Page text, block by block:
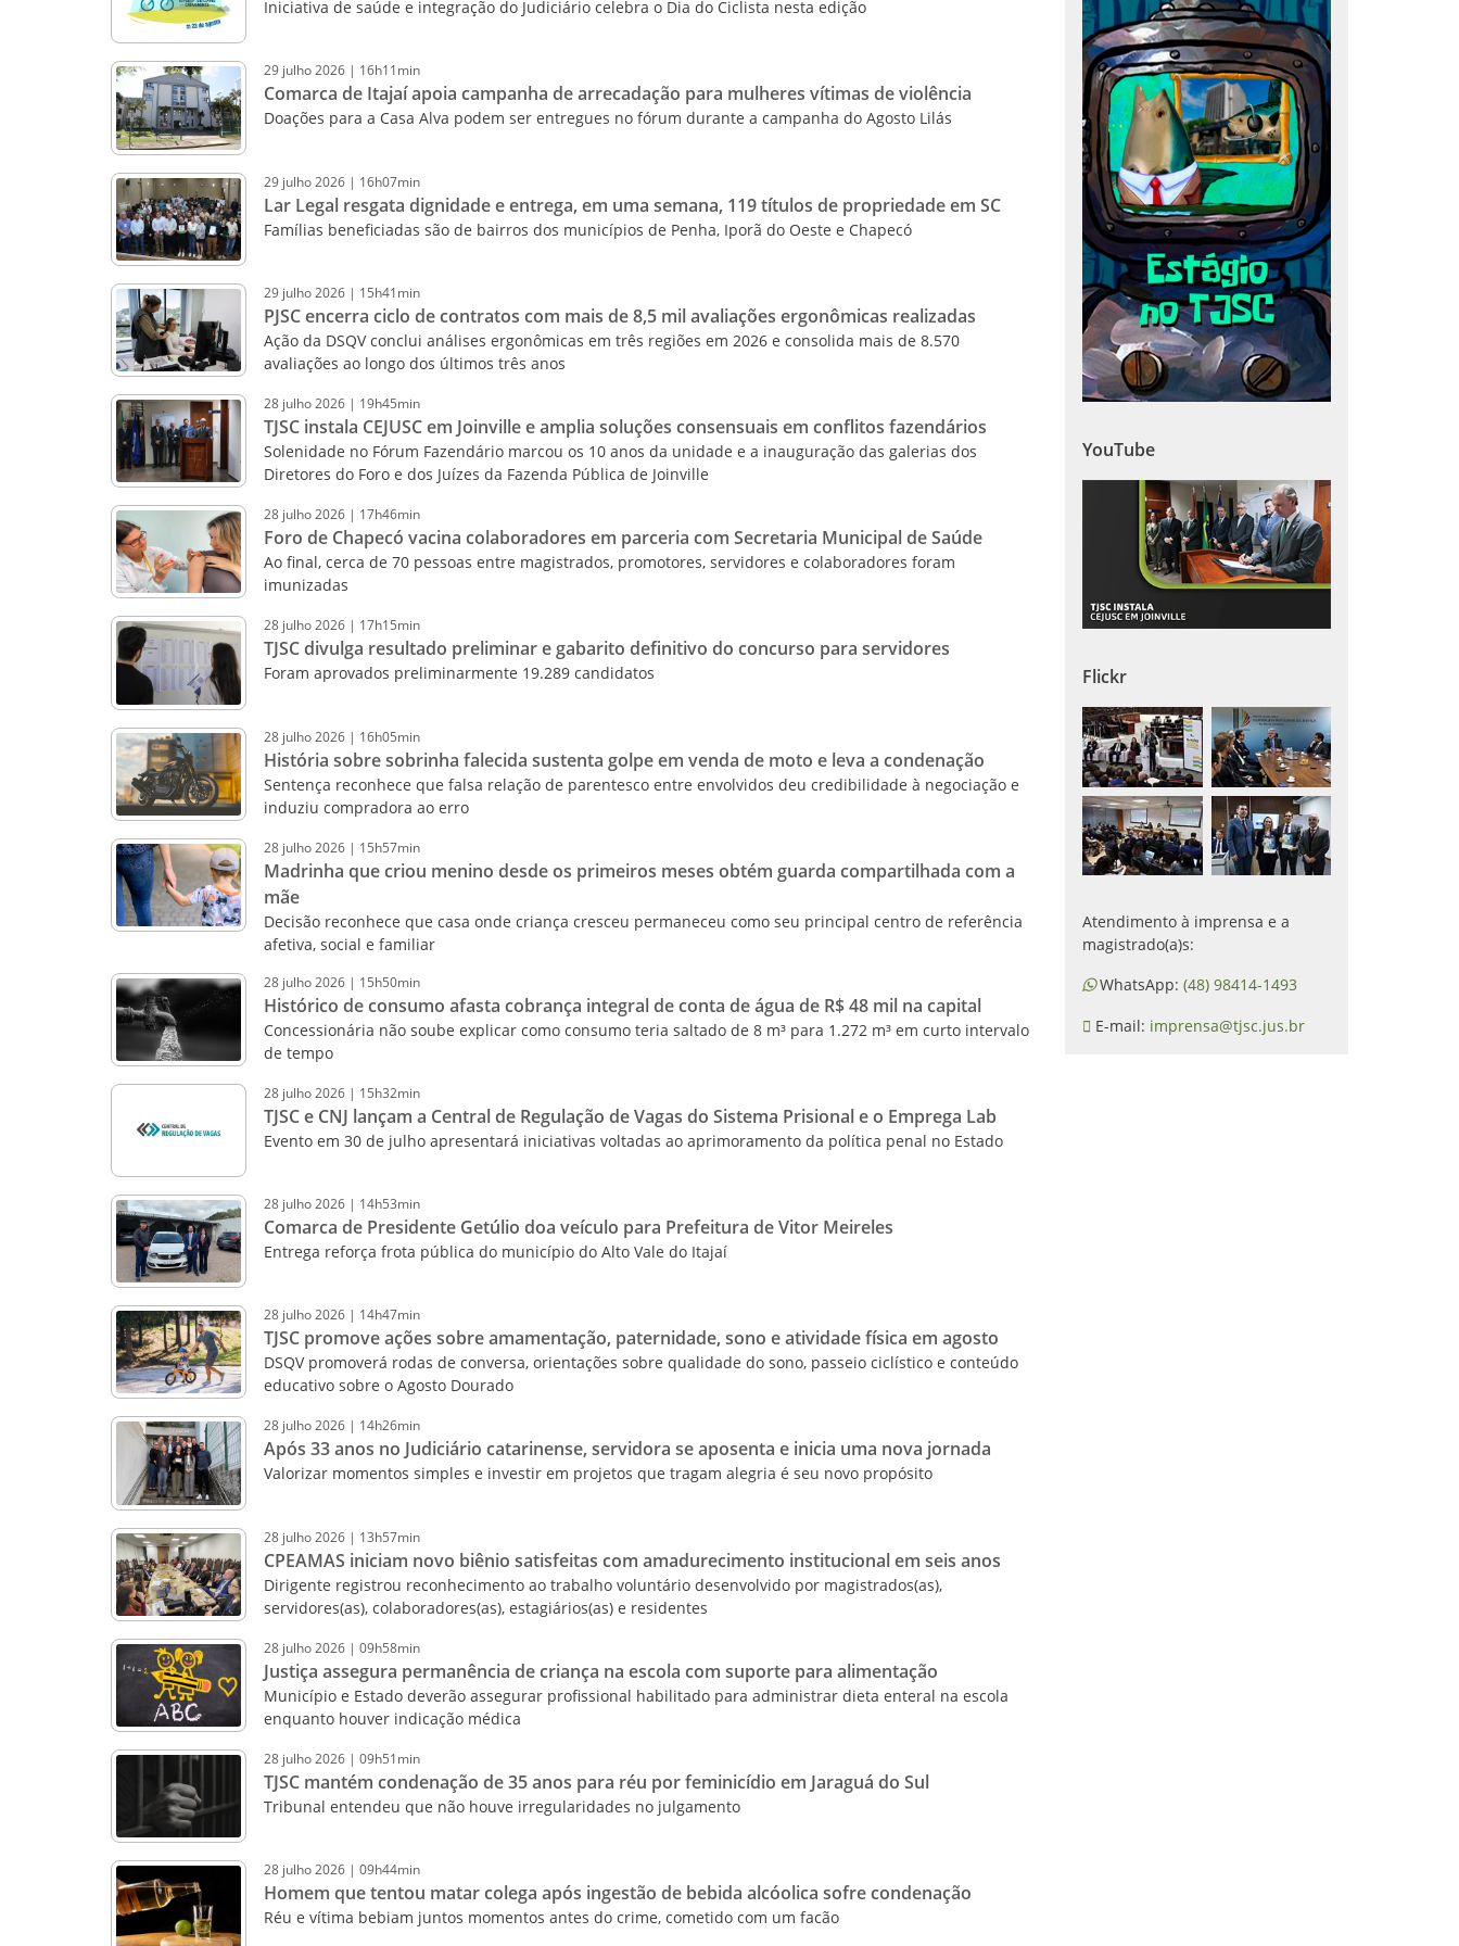
Iniciativa de saúde e integração do Judiciário celebra o Dia do Ciclista nesta edição
29 julho2026 | 16h11min
Comarca de Itajaí apoia campanha de arrecadação para mulheres vítimas de violência
Doações para a Casa Alva podem ser entregues no fórum durante a campanha do Agosto Lilás
29 julho2026 | 16h07min
Lar Legal resgata dignidade e entrega, em uma semana, 119 títulos de propriedade em SC
Famílias beneficiadas são de bairros dos municípios de Penha, Iporã do Oeste e Chapecó
29 julho2026 | 15h41min
PJSC encerra ciclo de contratos com mais de 8,5 mil avaliações ergonômicas realizadas
Ação da DSQV conclui análises ergonômicas em três regiões em 2026 e consolida mais de 8.570
avaliações ao longo dos últimos três anos
28 julho2026 | 19h45min
TJSC instala CEJUSC em Joinville e amplia soluções consensuais em conflitos fazendários
Solenidade no Fórum Fazendário marcou os 10 anos da unidade e a inauguração das galerias dos
Diretores do Foro e dos Juízes da Fazenda Pública de Joinville
28 julho2026 | 17h46min
Foro de Chapecó vacina colaboradores em parceria com Secretaria Municipal de Saúde
Ao final, cerca de 70 pessoas entre magistrados, promotores, servidores e colaboradores foram
imunizadas
28 julho2026 | 17h15min
TJSC divulga resultado preliminar e gabarito definitivo do concurso para servidores
Foram aprovados preliminarmente 19.289 candidatos
28 julho2026 | 16h05min
História sobre sobrinha falecida sustenta golpe em venda de moto e leva a condenação
Sentença reconhece que falsa relação de parentesco entre envolvidos deu credibilidade à negociação e
induziu compradora ao erro
28 julho2026 | 15h57min
Madrinha que criou menino desde os primeiros meses obtém guarda compartilhada com a
mãe
Decisão reconhece que casa onde criança cresceu permaneceu como seu principal centro de referência
afetiva, social e familiar
28 julho2026 | 15h50min
Histórico de consumo afasta cobrança integral de conta de água de R$ 48 mil na capital
Concessionária não soube explicar como consumo teria saltado de 8 m³ para 1.272 m³ em curto intervalo
de tempo
28 julho2026 | 15h32min
TJSC e CNJ lançam a Central de Regulação de Vagas do Sistema Prisional e o Emprega Lab
Evento em 30 de julho apresentará iniciativas voltadas ao aprimoramento da política penal no Estado
28 julho2026 | 14h53min
Comarca de Presidente Getúlio doa veículo para Prefeitura de Vitor Meireles
Entrega reforça frota pública do município do Alto Vale do Itajaí
28 julho2026 | 14h47min
TJSC promove ações sobre amamentação, paternidade, sono e atividade física em agosto
DSQV promoverá rodas de conversa, orientações sobre qualidade do sono, passeio ciclístico e conteúdo
educativo sobre o Agosto Dourado
28 julho2026 | 14h26min
Após 33 anos no Judiciário catarinense, servidora se aposenta e inicia uma nova jornada
Valorizar momentos simples e investir em projetos que tragam alegria é seu novo propósito
28 julho2026 | 13h57min
CPEAMAS iniciam novo biênio satisfeitas com amadurecimento institucional em seis anos
Dirigente registrou reconhecimento ao trabalho voluntário desenvolvido por magistrados(as),
servidores(as), colaboradores(as), estagiários(as) e residentes
28 julho2026 | 09h58min
Justiça assegura permanência de criança na escola com suporte para alimentação
Município e Estado deverão assegurar profissional habilitado para administrar dieta enteral na escola
enquanto houver indicação médica
28 julho2026 | 09h51min
TJSC mantém condenação de 35 anos para réu por feminicídio em Jaraguá do Sul
Tribunal entendeu que não houve irregularidades no julgamento
28 julho2026 | 09h44min
Homem que tentou matar colega após ingestão de bebida alcóolica sofre condenação
Réu e vítima bebiam juntos momentos antes do crime, cometido com um facão
YouTube
Flickr
Atendimento à imprensa e a
magistrado(a)s:
WhatsApp: (48) 98414-1493
E-mail: imprensa@tjsc.jus.br